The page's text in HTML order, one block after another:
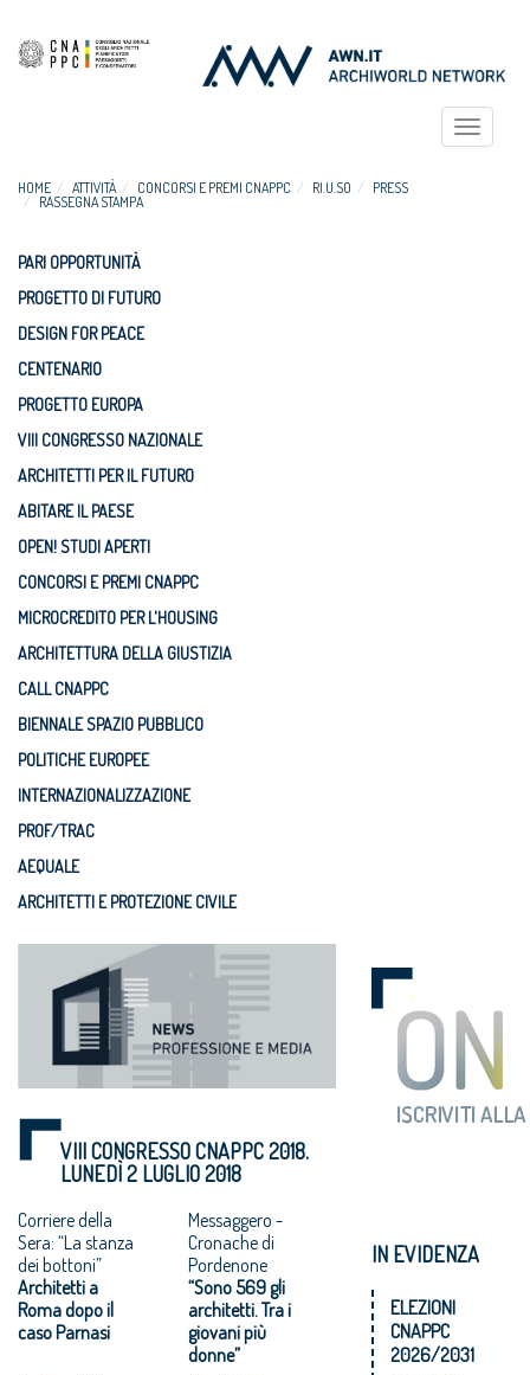
Toggle
HOME ATTIVITÀ CONCORSI E PREMI CNAPPC RI.U.SO
PRESS
RASSEGNA STAMPA
PARI OPPORTUNITÀ
PROGETTO DI FUTURO
DESIGN FOR PEACE
CENTENARIO
PROGETTO EUROPA
VIII CONGRESSO NAZIONALE
ARCHITETTI PER IL FUTURO
ABITARE IL PAESE
OPEN! STUDI APERTI
CONCORSI E PREMI CNAPPC
MICROCREDITO PER L'HOUSING
ARCHITETTURA DELLA GIUSTIZIA
CALL CNAPPC
BIENNALE SPAZIO PUBBLICO
POLITICHE EUROPEE
INTERNAZIONALIZZAZIONE
PROF/TRAC
AEQUALE
ARCHITETTI E PROTEZIONE CIVILE
VIII CONGRESSO CNAPPC 2018.
LUNEDÌ 2 LUGLIO 2018
Corriere della
Sera: “La stanza
dei bottoni”
Architetti a
Roma dopo il
caso Parnasi
Messaggero -
Cronache di
Pordenone
“Sono 569 gli
architetti. Tra i
giovani più
donne”
IN EVIDENZA
ELEZIONI
CNAPPC
2026/2031